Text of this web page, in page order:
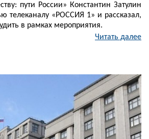
пути России» Константин Затулин
телеканалу «РОССИЯ 1» и рассказал,
в рамках мероприятия.
Читать далее